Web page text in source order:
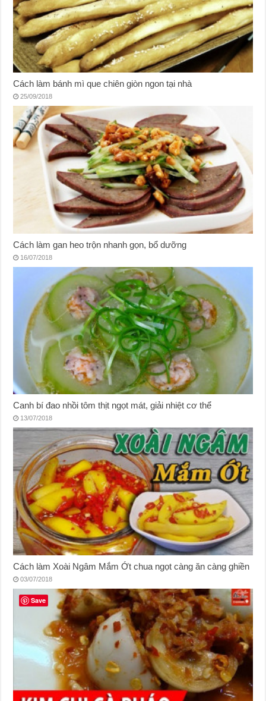
Cách làm bánh mì que chiên giòn ngon tại nhà
25/09/2018
Cách làm gan heo trộn nhanh gọn, bổ dưỡng
16/07/2018
Canh bí đao nhồi tôm thịt ngọt mát, giải nhiệt cơ thể
13/07/2018
Cách làm Xoài Ngâm Mắm Ớt chua ngọt càng ăn càng ghiền
03/07/2018
Save